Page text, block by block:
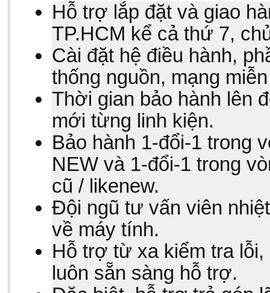
Hỗ trợ lắp đặt và giao
TP.HCM kể cả thứ 7,
Cài đặt hệ điều hành,
thống nguồn, mạng
Thời gian bảo hành lên
mới từng linh kiện.
Bảo hành 1-đổi-1 trong
NEW và 1-đổi-1 trong
cũ / likenew.
Đội ngũ tư vấn viên
về máy tính.
Hỗ trợ từ xa kiểm tra
luôn sẵn sàng hỗ trợ.